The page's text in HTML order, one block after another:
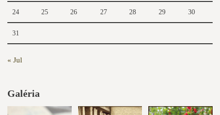
24 25 26 27 28 29 30
31
« Jul
Galéria